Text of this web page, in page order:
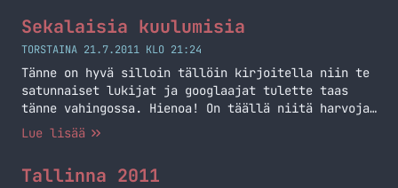
jo ennen lomaa. Tein myös sitä varten täysin oman
blogin ja sen nimi on Auringon alla… Jatka
lukemista Matkablogi
Sekalaisia kuulumisia
TORSTAINA 21.7.2011 KLO 21:24
Tänne on hyvä silloin tällöin kirjoitella niin te
satunnaiset lukijat ja googlaajat tulette taas
tänne vahingossa. Hienoa! On täällä niitä harvoja,
jotka seuraa oikeasti tätä blogia ja käyvät täällä
Tämä sekalaisia kuulumisia postaus on heitä
Lue lisää
Tallinna 2011